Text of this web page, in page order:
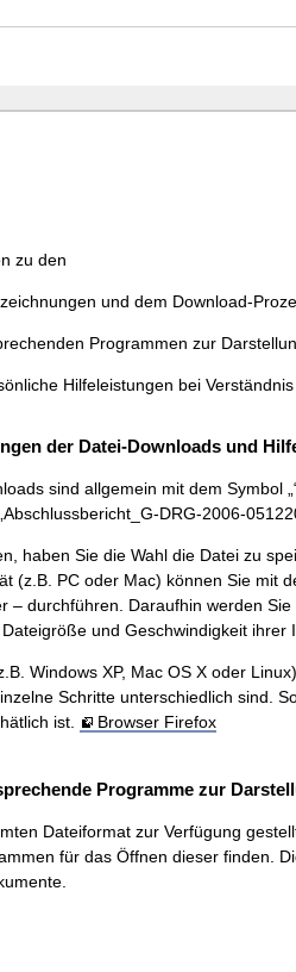
zu den
und dem Download-
Programmen zur
Hilfeleistungen bei
der Datei-Downloads und
sind allgemein mit dem Symbol
DRG-2006-
haben Sie die Wahl die Datei zu
(z.B. PC oder Mac) können Sie mit
– durchführen. Daraufhin werden
und Geschwindigkeit
Windows XP, Mac OS X oder
Schritte unterschiedlich sind.
ist.
Browser Firefox
Programme zur
Dateiformat zur Verfügung
für das Öffnen dieser finden.